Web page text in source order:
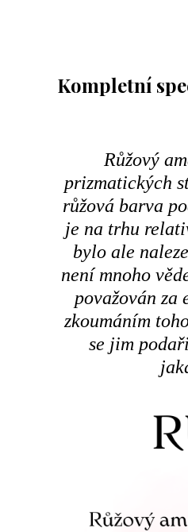
Kompletní
Růžový
prizmatických
růžová barva
je na trhu
bylo ale
není mnoho
považován za
zkoumáním
se jim